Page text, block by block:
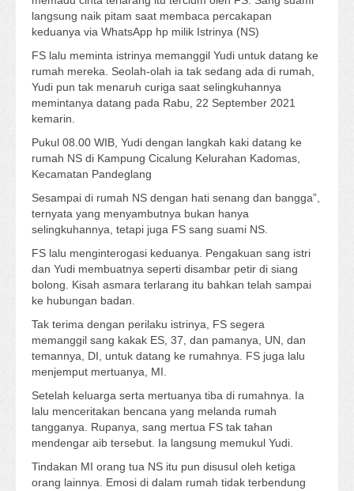
langsung naik pitam saat membaca percakapan
keduanya via WhatsApp hp milik Istrinya (NS)
FS lalu meminta istrinya memanggil Yudi untuk datang ke
rumah mereka. Seolah-olah ia tak sedang ada di rumah,
Yudi pun tak menaruh curiga saat selingkuhannya
memintanya datang pada Rabu, 22 September 2021
kemarin.
Pukul 08.00 WIB, Yudi dengan langkah kaki datang ke
rumah NS di Kampung Cicalung Kelurahan Kadomas,
Kecamatan Pandeglang
Sesampai di rumah NS dengan hati senang dan bangga”,
ternyata yang menyambutnya bukan hanya
selingkuhannya, tetapi juga FS sang suami NS.
FS lalu menginterogasi keduanya. Pengakuan sang istri
dan Yudi membuatnya seperti disambar petir di siang
bolong. Kisah asmara terlarang itu bahkan telah sampai
ke hubungan badan.
Tak terima dengan perilaku istrinya, FS segera
memanggil sang kakak ES, 37, dan pamanya, UN, dan
temannya, DI, untuk datang ke rumahnya. FS juga lalu
menjemput mertuanya, MI.
Setelah keluarga serta mertuanya tiba di rumahnya. Ia
lalu menceritakan bencana yang melanda rumah
tangganya. Rupanya, sang mertua FS tak tahan
mendengar aib tersebut. Ia langsung memukul Yudi.
Tindakan MI orang tua NS itu pun disusul oleh ketiga
orang lainnya. Emosi di dalam rumah tidak terbendung